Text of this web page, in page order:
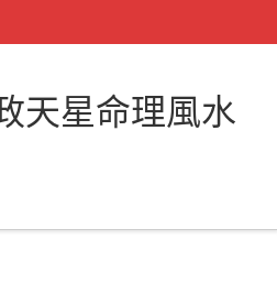
天星命理風水